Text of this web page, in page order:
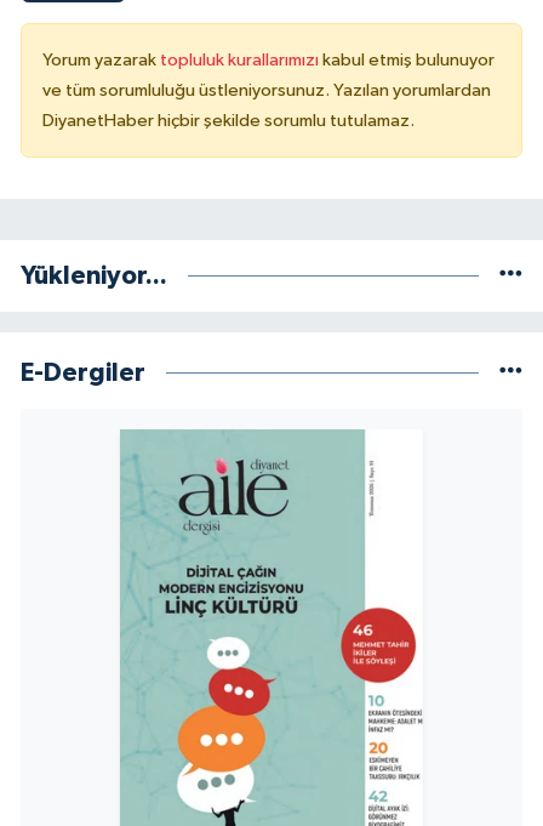
Yorum yazarak topluluk kurallarımızı kabul etmiş bulunuyor
ve tüm sorumluluğu üstleniyorsunuz. Yazılan yorumlardan
DiyanetHaber hiçbir şekilde sorumlu tutulamaz.
Yükleniyor...
E-Dergiler
Mersin Müftülüğü
Muğla Müftülüğü
Nevşehir Müftülüğü
Osmaniye Müftülüğü
Rize Müftülüğü
Sakarya Müftülüğü
Samsun Müftülüğü
Siirt Müftülüğü
Sinop Müftülüğü